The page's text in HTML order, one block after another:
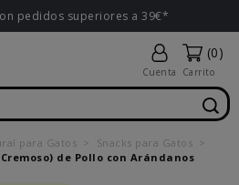
pedidos superiores a 39€*
Cuenta
(0)
Carrito
para Gatos
Snacks para Gatos
de Pollo con Arándanos